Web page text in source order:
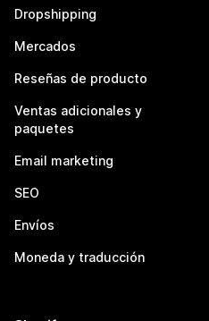
Dropshipping
Mercados
Reseñas de producto
Ventas adicionales y
paquetes
Email marketing
SEO
Envíos
Moneda y traducción